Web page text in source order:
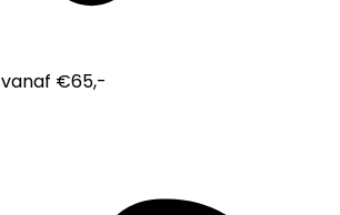
vanaf €65,-